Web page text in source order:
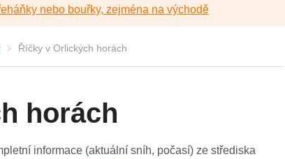
nebo bouřky, zejména na východě
Říčky v Orlických horách
horách
informace (aktuální sníh, počasí) ze střediska